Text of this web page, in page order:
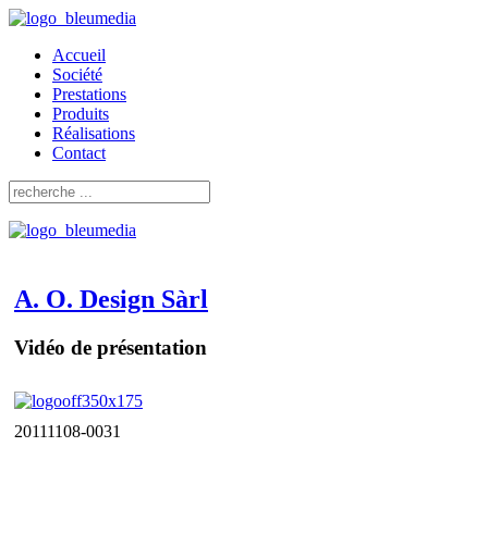
Accueil
Société
Prestations
Produits
Réalisations
Contact
A. O. Design Sàrl
Vidéo de présentation
20111108-0031